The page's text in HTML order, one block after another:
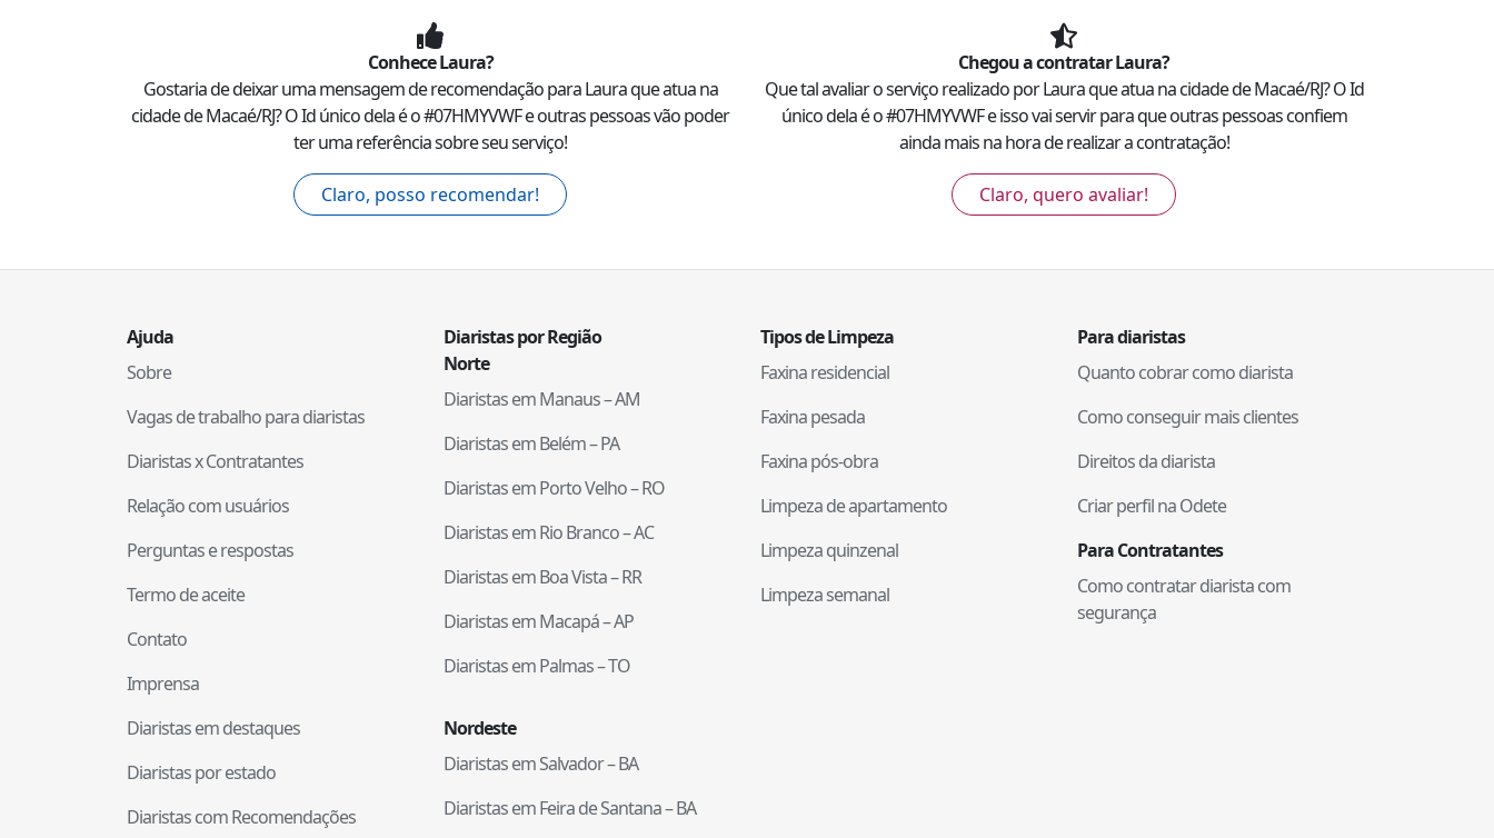
ConheceLaura?
Gostaria de deixar uma mensagem de recomendação paraLauraque atua na
cidade deMacaé/RJ? O Id único dela é o #07HMYVWFe outras pessoas vão poder
ter uma referência sobre seu serviço!
Claro, posso recomendar!
Chegou a contratarLaura?
Que tal avaliar o serviço realizado porLauraque atua na cidade deMacaé/RJ? O Id
único dela é o #07HMYVWFe isso vai servir para que outras pessoas confiem
ainda mais na hora de realizar a contratação!
Claro, quero avaliar!
Ajuda
Sobre
Vagas de trabalho para diaristas
Diaristas x Contratantes
Relação com usuários
Perguntas e respostas
Termo de aceite
Contato
Imprensa
Diaristas em destaques
Diaristas por estado
Diaristas com Recomendações
Diaristas por Região
Norte
Diaristas emManaus–AM
Diaristas emBelém–PA
Diaristas emPorto Velho–RO
Diaristas emRio Branco–AC
Diaristas emBoa Vista–RR
Diaristas emMacapá–AP
Diaristas emPalmas–TO
Nordeste
Diaristas emSalvador–BA
Diaristas emFeira de Santana–BA
Tipos de Limpeza
Faxina residencial
Faxina pesada
Faxina pós-obra
Limpeza de apartamento
Limpeza quinzenal
Limpeza semanal
Para diaristas
Quanto cobrar como diarista
Como conseguir mais clientes
Direitos da diarista
Criar perfil na Odete
Para Contratantes
Como contratar diarista com
segurança